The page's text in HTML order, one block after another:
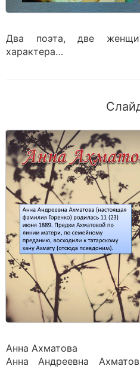
Два поэта, две
характера…
Анна Ахматова
Анна Андреевна